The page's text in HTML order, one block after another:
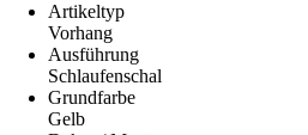
Artikeltyp
Vorhang
Ausführung
Schlaufenschal
Grundfarbe
Gelb